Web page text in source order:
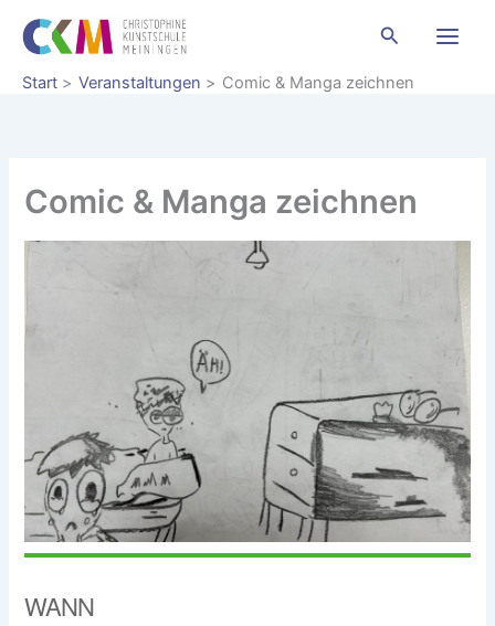
Inhalt
Suchen
Start Veranstaltungen Comic & Manga zeichnen
Comic & Manga zeichnen
WANN